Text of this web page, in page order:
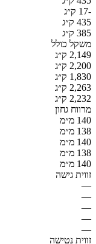
-17 ק״ג
435 ק״ג
385 ק״ג
משקל כולל
2,149 ק״ג
2,200 ק״ג
1,830 ק״ג
2,263 ק״ג
2,232 ק״ג
מרווח גחון
140 מ״מ
138 מ״מ
140 מ״מ
138 מ״מ
140 מ״מ
זווית גישה
—
—
—
—
—
זווית נטישה